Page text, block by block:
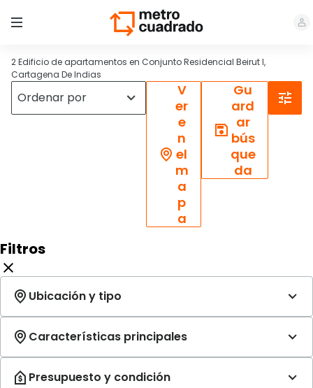
2 Edificio de apartamentos en Conjunto Residencial Beirut I,
Cartagena De Indias
V
er
e
n
el
m
a
p
a
Gu
ard
ar
bús
que
da
Filtros